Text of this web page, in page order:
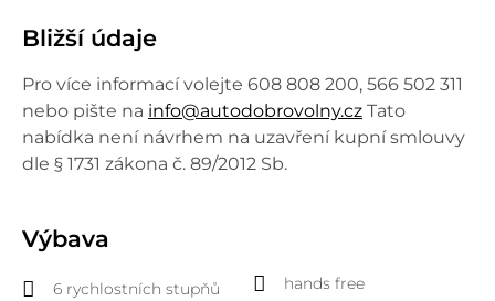
Bližší údaje
Pro více informací volejte 608 808 200, 566 502 311
nebo pište na info@autodobrovolny.cz Tato
nabídka není návrhem na uzavření kupní smlouvy
dle § 1731 zákona č. 89/2012 Sb.
Výbava
6 rychlostních stupňů
hands free